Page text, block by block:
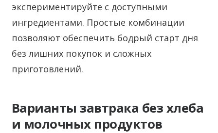
экспериментируйте с доступными
ингредиентами. Простые комбинации
позволяют обеспечить бодрый старт дня
без лишних покупок и сложных
приготовлений.
Варианты завтрака без хлеба
и молочных продуктов